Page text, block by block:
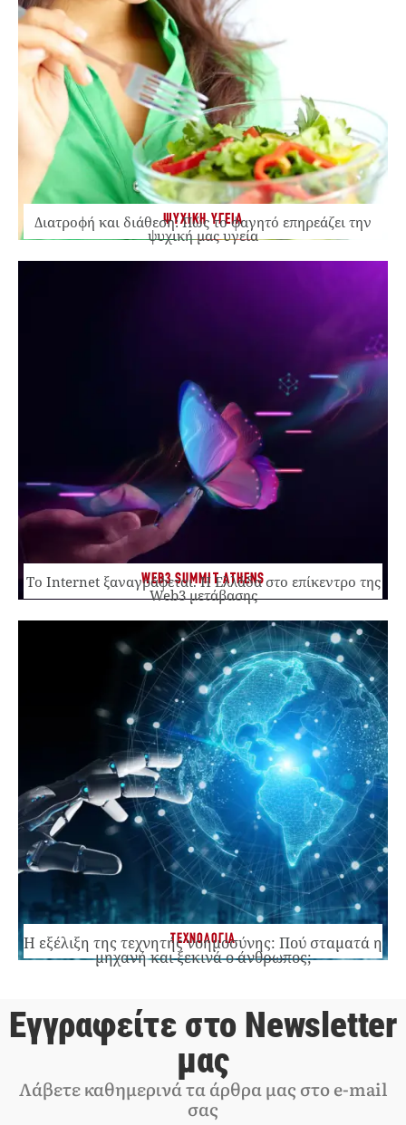
ΨΥΧΙΚΗ ΥΓΕΙΑ
Διατροφή και διάθεση: Πώς το φαγητό επηρεάζει την
ψυχική μας υγεία
WEB3 SUMMIT ATHENS
Το Internet ξαναγράφεται. Η Ελλάδα στο επίκεντρο της
Web3 μετάβασης
ΤΕΧΝΟΛΟΓΙΑ
Η εξέλιξη της τεχνητής νοημοσύνης: Πού σταματά η
μηχανή και ξεκινά ο άνθρωπος;
Εγγραφείτε στο Newsletter
μας
Λάβετε καθημερινά τα άρθρα μας στο e-mail
σας